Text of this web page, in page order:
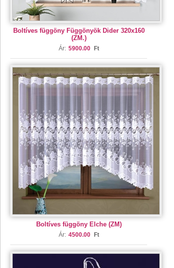
Boltíves függöny Függönyök Dider 320x160
(ZM.)
Ár: 5900.00 Ft
Boltíves függöny Elche (ZM)
Ár: 4500.00 Ft